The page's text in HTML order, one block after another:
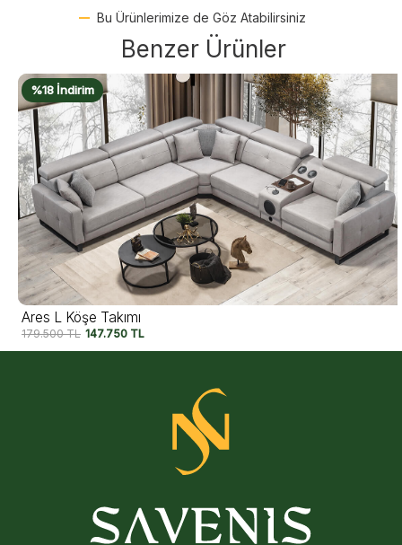
Bu Ürünlerimize de Göz Atabilirsiniz
Benzer Ürünler
%18 İndirim
Ares L Köşe Takımı
179.500TL 147.750TL